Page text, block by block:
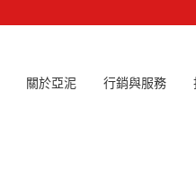
關於亞泥 行銷與服務